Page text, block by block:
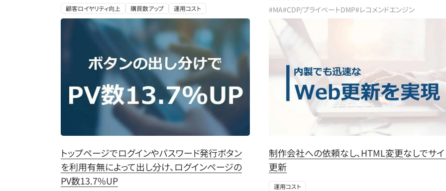
顧客ロイヤリティ向上 購買数アップ 運用コスト #MA#CDP/プライベートDMP#レコメンドエンジン
トップページでログインやパスワード発行ボタン
を利用有無によって出し分け、ログインページの
PV数13.7%UP
制作会社への依頼なし、HTML変更なしでサイ
更新
運用コスト